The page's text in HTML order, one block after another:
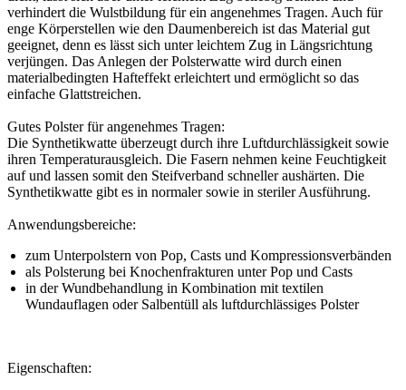
verhindert die Wulstbildung für ein angenehmes Tragen. Auch für
enge Körperstellen wie den Daumenbereich ist das Material gut
geeignet, denn es lässt sich unter leichtem Zug in Längsrichtung
verjüngen. Das Anlegen der Polsterwatte wird durch einen
materialbedingten Hafteffekt erleichtert und ermöglicht so das
einfache Glattstreichen.
Gutes Polster für angenehmes Tragen:
Die Synthetikwatte überzeugt durch ihre Luftdurchlässigkeit sowie
ihren Temperaturausgleich. Die Fasern nehmen keine Feuchtigkeit
auf und lassen somit den Steifverband schneller aushärten. Die
Synthetikwatte gibt es in normaler sowie in steriler Ausführung.
Anwendungsbereiche:
zum Unterpolstern von Pop, Casts und Kompressionsverbänden
als Polsterung bei Knochenfrakturen unter Pop und Casts
in der Wundbehandlung in Kombination mit textilen
Wundauflagen oder Salbentüll als luftdurchlässiges Polster
Eigenschaften: